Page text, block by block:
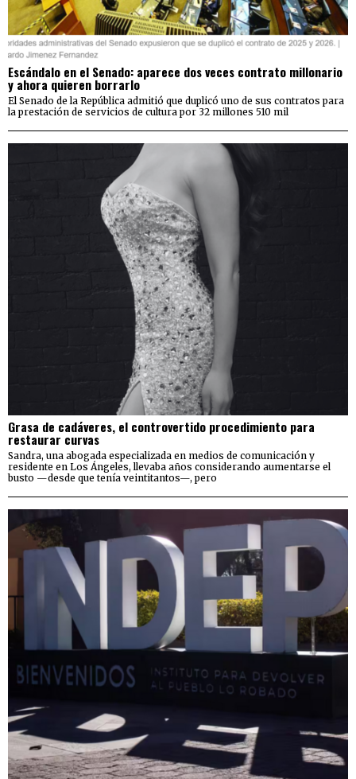
Escándalo en el Senado: aparece dos veces contrato millonario
y ahora quieren borrarlo
El Senado de la República admitió que duplicó uno de sus contratos para
la prestación de servicios de cultura por 32 millones 510 mil
Grasa de cadáveres, el controvertido procedimiento para
restaurar curvas
Sandra, una abogada especializada en medios de comunicación y
residente en Los Ángeles, llevaba años considerando aumentarse el
busto —desde que tenía veintitantos—, pero